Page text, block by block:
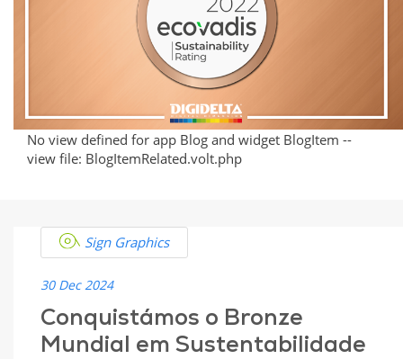
No view defined for app Blog and widget BlogItem --
view file: BlogItemRelated.volt.php
Sign Graphics
30 Dec 2024
Conquistámos o Bronze
Mundial em Sustentabilidade
Sostenibilidad
Reconocimiento